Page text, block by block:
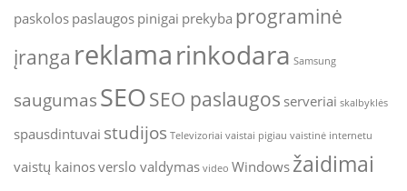
paskolospaslaugospinigai prekyba programinė
įranga reklamarinkodara Samsung
saugumas SEOSEO paslaugos serveriai skalbyklės
spausdintuvai studijos Televizoriai vaistai pigiau vaistinė internetu
vaistų kainosverslo valdymas video Windowsžaidimai